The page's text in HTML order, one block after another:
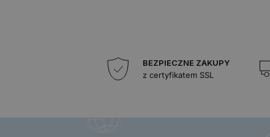
BEZPIECZNE ZAKUPY
z certyfikatem SSL